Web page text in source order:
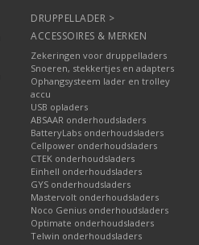
DRUPPELLADER >
ACCESSOIRES & MERKEN
Zekeringen voor druppelladers
Snoeren, stekkertjes en adapters
Ophangsysteem lader en trolley
accu
USB opladers
ABSAAR onderhoudsladers
BatteryLabs onderhoudsladers
Cellpower onderhoudsladers
CTEK onderhoudsladers
Einhell onderhoudsladers
GYS onderhoudsladers
Mastervolt onderhoudsladers
Noco Genius onderhoudsladers
Optimate onderhoudsladers
Telwin onderhoudsladers